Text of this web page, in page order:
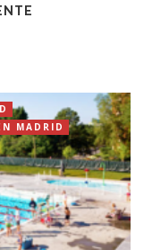
MADRID